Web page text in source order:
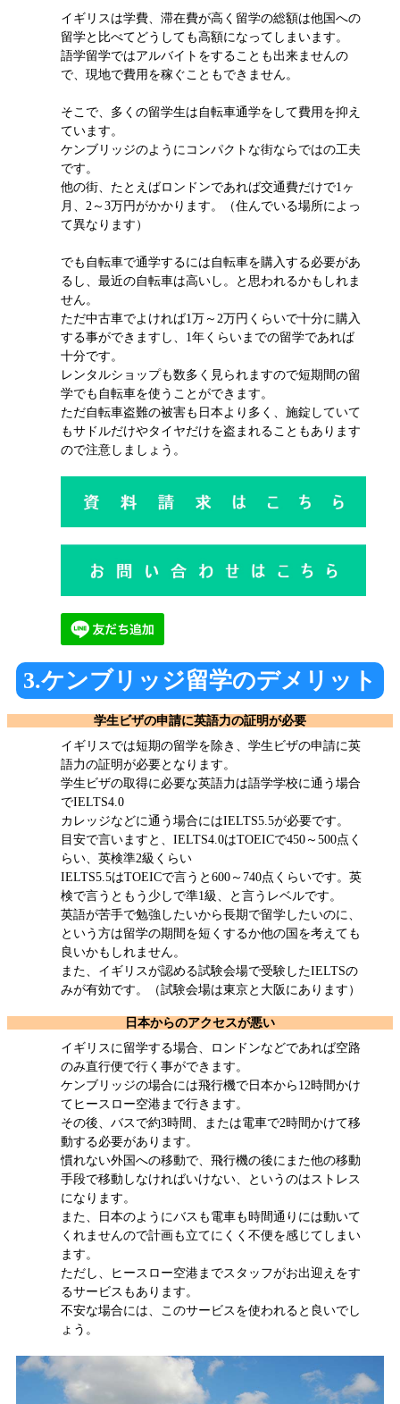
イギリスは学費、滞在費が高く留学の総額は他国への
留学と比べてどうしても高額になってしまいます。
語学留学ではアルバイトをすることも出来ませんの
で、現地で費用を稼ぐこともできません。
そこで、多くの留学生は自転車通学をして費用を抑え
ています。
ケンブリッジのようにコンパクトな街ならではの工夫
です。
他の街、たとえばロンドンであれば交通費だけで1ヶ
月、2～3万円がかかります。（住んでいる場所によっ
て異なります）
でも自転車で通学するには自転車を購入する必要があ
るし、最近の自転車は高いし。と思われるかもしれま
せん。
ただ中古車でよければ1万～2万円くらいで十分に購入
する事ができますし、1年くらいまでの留学であれば
十分です。
レンタルショップも数多く見られますので短期間の留
学でも自転車を使うことができます。
ただ自転車盗難の被害も日本より多く、施錠していて
もサドルだけやタイヤだけを盗まれることもあります
ので注意しましょう。
3.ケンブリッジ留学のデメリット
学生ビザの申請に英語力の証明が必要
イギリスでは短期の留学を除き、学生ビザの申請に英
語力の証明が必要となります。
学生ビザの取得に必要な英語力は語学学校に通う場合
でIELTS4.0
カレッジなどに通う場合にはIELTS5.5が必要です。
目安で言いますと、IELTS4.0はTOEICで450～500点く
らい、英検準2級くらい
IELTS5.5はTOEICで言うと600～740点くらいです。英
検で言うともう少しで準1級、と言うレベルです。
英語が苦手で勉強したいから長期で留学したいのに、
という方は留学の期間を短くするか他の国を考えても
良いかもしれません。
また、イギリスが認める試験会場で受験したIELTSの
みが有効です。（試験会場は東京と大阪にあります）
日本からのアクセスが悪い
イギリスに留学する場合、ロンドンなどであれば空路
のみ直行便で行く事ができます。
ケンブリッジの場合には飛行機で日本から12時間かけ
てヒースロー空港まで行きます。
その後、バスで約3時間、または電車で2時間かけて移
動する必要があります。
慣れない外国への移動で、飛行機の後にまた他の移動
手段で移動しなければいけない、というのはストレス
になります。
また、日本のようにバスも電車も時間通りには動いて
くれませんので計画も立てにくく不便を感じてしまい
ます。
ただし、ヒースロー空港までスタッフがお出迎えをす
るサービスもあります。
不安な場合には、このサービスを使われると良いでし
ょう。